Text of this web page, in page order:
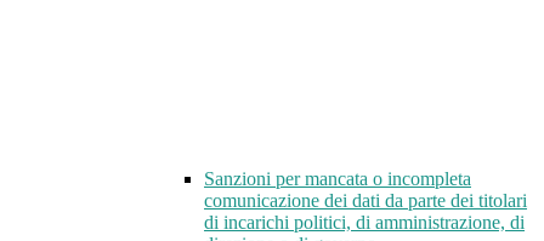
Sanzioni per mancata o incompleta
comunicazione dei dati da parte dei titolari
di incarichi politici, di amministrazione, di